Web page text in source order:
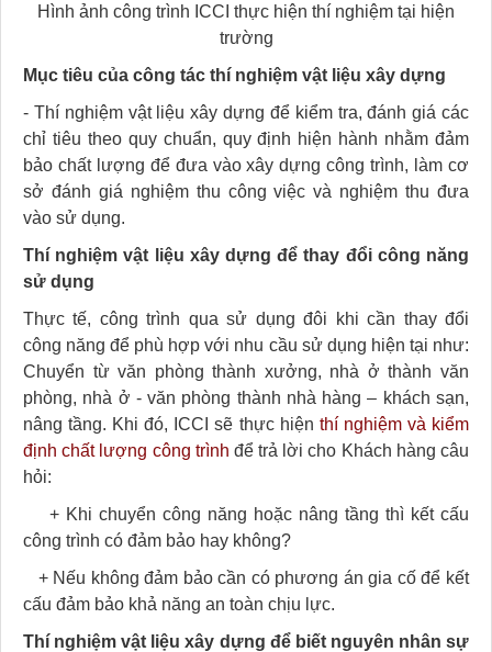
Hình ảnh công trình ICCI thực hiện thí nghiệm tại hiện
trường
Mục tiêu của công tác thí nghiệm vật liệu xây dựng
- Thí nghiệm vật liệu xây dựng để kiểm tra, đánh giá các
chỉ tiêu theo quy chuẩn, quy định hiện hành nhằm đảm
bảo chất lượng để đưa vào xây dựng công trình, làm cơ
sở đánh giá nghiệm thu công việc và nghiệm thu đưa
vào sử dụng.
Thí nghiệm vật liệu xây dựng để thay đổi công năng
sử dụng
Thực tế, công trình qua sử dụng đôi khi cần thay đổi
công năng để phù hợp với nhu cầu sử dụng hiện tại như:
Chuyển từ văn phòng thành xưởng, nhà ở thành văn
phòng, nhà ở - văn phòng thành nhà hàng – khách sạn,
nâng tầng. Khi đó, ICCI sẽ thực hiện thí nghiệm và kiểm
định chất lượng công trình để trả lời cho Khách hàng câu
hỏi:
+ Khi chuyển công năng hoặc nâng tầng thì kết cấu
công trình có đảm bảo hay không?
+ Nếu không đảm bảo cần có phương án gia cố để kết
cấu đảm bảo khả năng an toàn chịu lực.
Thí nghiệm vật liệu xây dựng để biết nguyên nhân sự